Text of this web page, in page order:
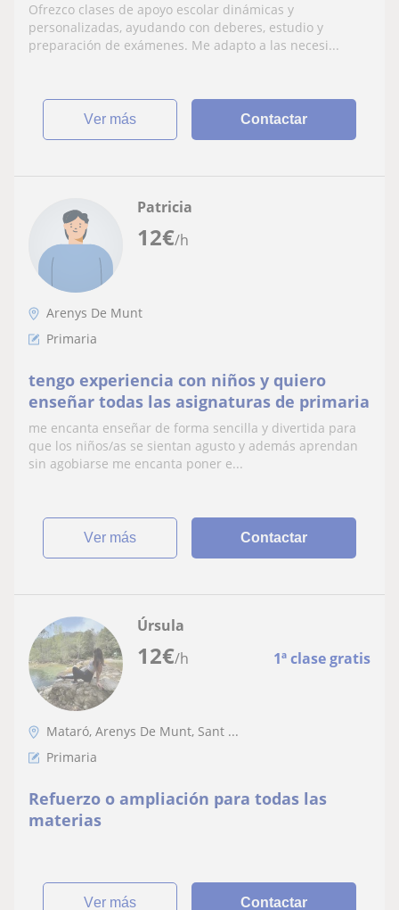
Ofrezco clases de apoyo escolar dinámicas y
personalizadas, ayudando con deberes, estudio y
preparación de exámenes. Me adapto a las necesi...
ver más Contactar
12€/h
Patricia
Arenys De Munt
Primaria
tengo experiencia con niños y quiero
enseñar todas las asignaturas de primaria
me encanta enseñar de forma sencilla y divertida para
que los niños/as se sientan agusto y además aprendan
sin agobiarse me encanta poner e...
ver más Contactar
12€/h 1ª clase gratis
Úrsula
Mataró, Arenys De Munt, Sant ...
Primaria
Refuerzo o ampliación para todas las
materias
ver más Contactar